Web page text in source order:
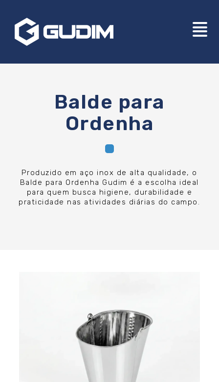
Balde para
Ordenha
Produzido em aço inox de alta qualidade, o
Balde para Ordenha Gudim é a escolha ideal
para quem busca higiene, durabilidade e
praticidade nas atividades diárias do campo.